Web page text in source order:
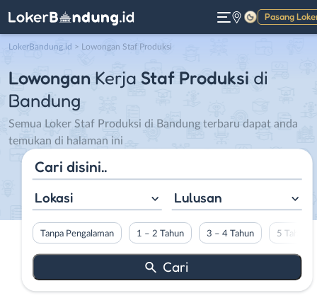
Pasang
Gelap
LokerBandung.id > Lowongan Staf Produksi
Lowongan Kerja Staf Produksi di
Bandung
Semua Loker Staf Produksi di Bandung terbaru dapat anda
temukan di halaman ini
Lokasi Lulusan
Tanpa Pengalaman 1 – 2 Tahun 3 – 4 Tahun 5 Tahun